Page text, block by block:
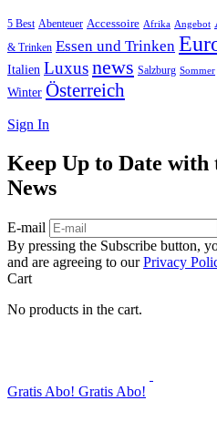
5 Best Abenteuer Accessoire Afrika Angebot
& Trinken Essen und Trinken
Italien Luxusnews Salzburg Sommer
Winter Österreich
Sign In
Keep Up to Date
News
E-mail
By pressing the Subscribe button,
and are agreeing to ourPrivacy
Cart
No products in the cart.
Gratis Abo! Gratis Abo!